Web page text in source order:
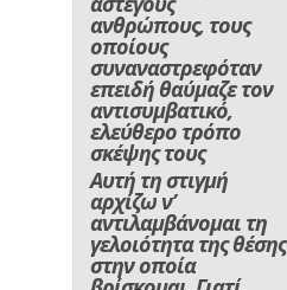
ανθρώπους, τους
οποίους
συναναστρεφόταν
επειδή θαύμαζε τον
αντισυμβατικό,
ελεύθερο τρόπο
σκέψης τους
Αυτή τη στιγμή
αρχίζω ν’
αντιλαμβάνομαι τη
γελοιότητα της θέσης
στην οποία